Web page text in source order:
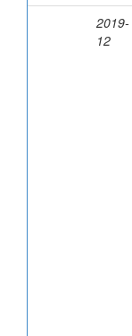
2019-
12